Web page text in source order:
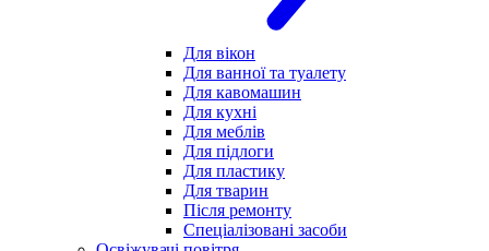
Для вікон
Для ванної та туалету
Для кавомашин
Для кухні
Для меблів
Для підлоги
Для пластику
Для тварин
Після ремонту
Спеціалізовані засоби